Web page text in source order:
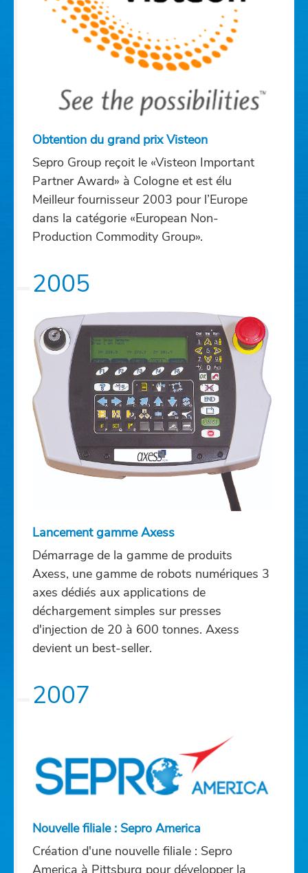
Obtention du grand prix Visteon
Sepro Group reçoit le «Visteon Important
Partner Award» à Cologne et est élu
Meilleur fournisseur 2003 pour l’Europe
dans la catégorie «European Non-
Production Commodity Group».
2005
Lancement gamme Axess
Démarrage de la gamme de produits
Axess, une gamme de robots numériques 3
axes dédiés aux applications de
déchargement simples sur presses
d'injection de 20 à 600 tonnes. Axess
devient un best-seller.
2007
Nouvelle filiale : Sepro America
Création d'une nouvelle filiale : Sepro
America à Pittsburg pour développer la